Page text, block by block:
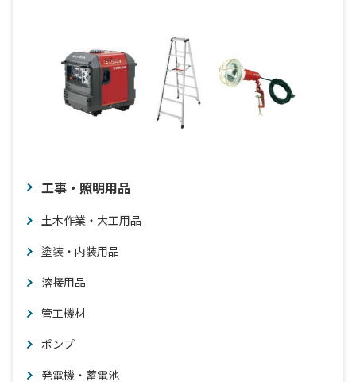
工事・照明用品
土木作業・大工用品
塗装・内装用品
溶接用品
管工機材
ポンプ
発電機・蓄電池